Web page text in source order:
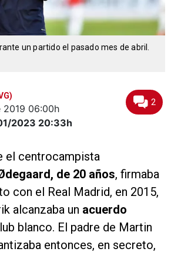
un partido el pasado mes de abril.
2019 06:00h
2023 20:33h
2
el centrocampista
de 20 años, firmaba
con el Real Madrid, en 2015,
alcanzaba un acuerdo
blanco. El padre de Martin
entonces, en secreto,